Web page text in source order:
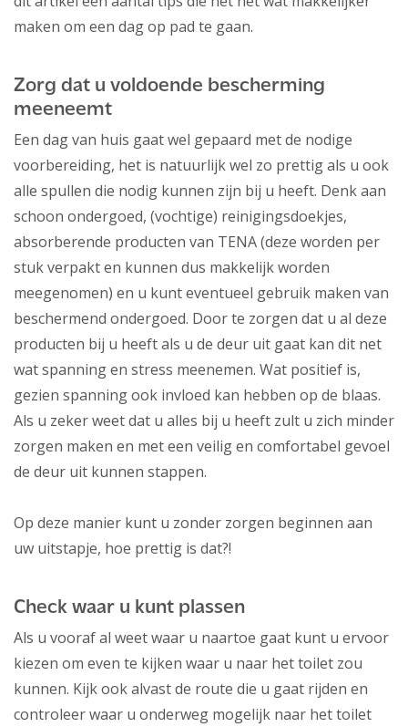
maken om een dag op pad te gaan.
Zorg dat u voldoende bescherming
meeneemt
Een dag van huis gaat wel gepaard met de nodige
voorbereiding, het is natuurlijk wel zo prettig als u ook
alle spullen die nodig kunnen zijn bij u heeft. Denk aan
schoon ondergoed, (vochtige) reinigingsdoekjes,
absorberende producten van TENA (deze worden per
stuk verpakt en kunnen dus makkelijk worden
meegenomen) en u kunt eventueel gebruik maken van
beschermend ondergoed. Door te zorgen dat u al deze
producten bij u heeft als u de deur uit gaat kan dit net
wat spanning en stress meenemen. Wat positief is,
gezien spanning ook invloed kan hebben op de blaas.
Als u zeker weet dat u alles bij u heeft zult u zich minder
zorgen maken en met een veilig en comfortabel gevoel
de deur uit kunnen stappen.
Op deze manier kunt u zonder zorgen beginnen aan
uw uitstapje, hoe prettig is dat?!
Check waar u kunt plassen
Als u vooraf al weet waar u naartoe gaat kunt u ervoor
kiezen om even te kijken waar u naar het toilet zou
kunnen. Kijk ook alvast de route die u gaat rijden en
controleer waar u onderweg mogelijk naar het toilet